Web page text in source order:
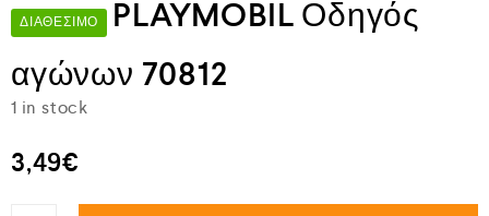
ΔΙΑΘΈΣΙΜΟ
PLAYMOBIL Οδηγός
αγώνων 70812
1 in stock
3,49€